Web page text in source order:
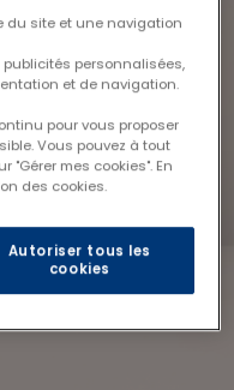
du site et une navigation
personnalisées,
et de navigation.
pour vous proposer
Vous pouvez à tout
mes cookies". En
des cookies.
Autoriser tous les
cookies